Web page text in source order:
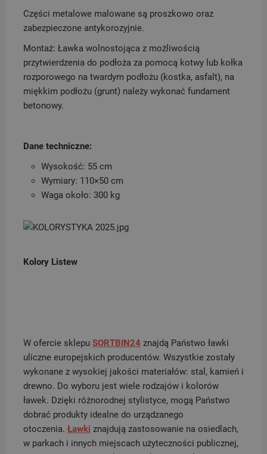
Części metalowe malowane są proszkowo oraz
zabezpieczone antykorozyjnie.
Montaż: Ławka wolnostojąca z możliwością
przytwierdzenia do podłoża za pomocą kotwy lub kołka
rozporowego na twardym podłożu (kostka, asfalt), na
miękkim podłożu (grunt) należy wykonać fundament
betonowy.
Dane techniczne:
Wysokość: 55 cm
Wymiary: 110×50 cm
Waga około: 300 kg
Kolory Listew
W ofercie sklepu SORTBIN24 znajdą Państwo ławki
uliczne europejskich producentów. Wszystkie zostały
wykonane z wysokiej jakości materiałów: stal, kamień i
drewno. Do wyboru jest wiele rodzajów i kolorów
ławek. Dzięki różnorodnej stylistyce, mogą Państwo
dobrać produkty idealne do urządzanego
otoczenia. Ławki znajdują zastosowanie na osiedlach,
w parkach i innych miejscach użyteczności publicznej,